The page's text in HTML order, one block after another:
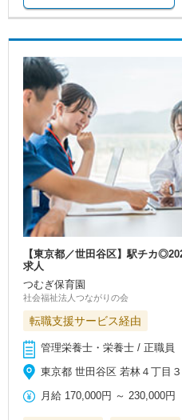
【東京都／世田谷区】駅チカ
求人
つむぎ保育園
社会福祉法人つながりの会
転職支援サービス経由
管理栄養士・栄養士 / 正職員
東京都 世田谷区 若林４丁目
月給 170,000円 ～230,000円